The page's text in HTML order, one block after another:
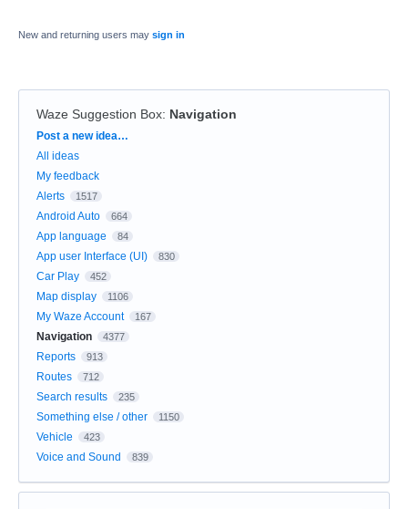
New and returning users may sign in
Waze Suggestion Box: Navigation
Categories
Post a new idea…
All ideas
My feedback
Alerts
1517
Android Auto 664
App language 84
App user Interface (UI) 830
Car Play 452
Map display 1106
My Waze Account 167
Navigation 4377
Reports 913
Routes 712
Search results 235
Something else / other 1150
Vehicle 423
Voice and Sound 839